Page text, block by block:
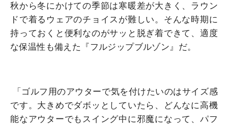
秋から冬にかけての季節は寒暖差が大きく、ラウン
ドで着るウェアのチョイスが難しい。そんな時期に
持っておくと便利なのがサッと脱ぎ着できて、適度
な保温性も備えた『フルジップブルゾン』だ。
「ゴルフ用のアウターで気を付けたいのはサイズ感
です。大きめでダボッとしていたら、どんなに高機
能なアウターでもスイング中に邪魔になって、パフ